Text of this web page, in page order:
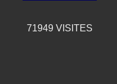
71949 VISITES